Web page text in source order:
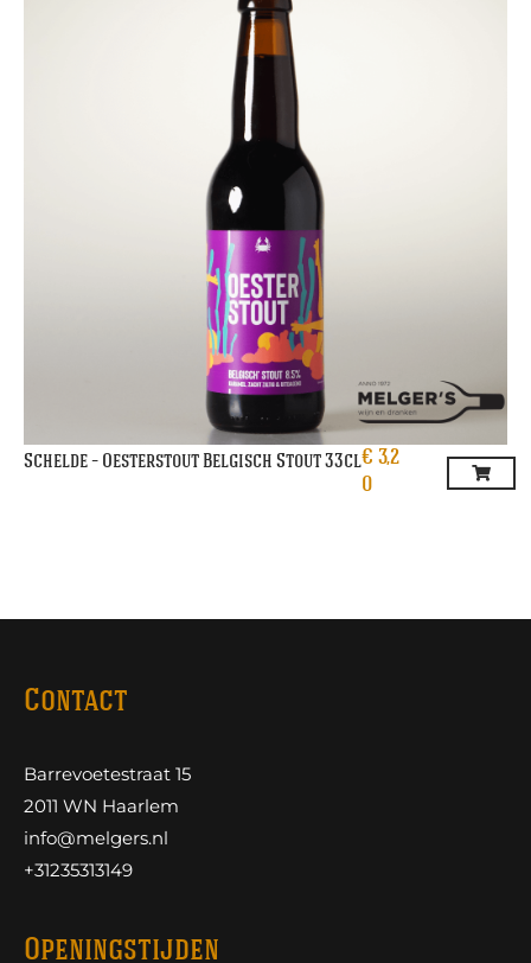
Schelde – Oesterstout Belgisch Stout 33cl€ 3,2
0
Contact
Barrevoetestraat 15
2011 WN Haarlem
info@melgers.nl
+31235313149
Openingstijden